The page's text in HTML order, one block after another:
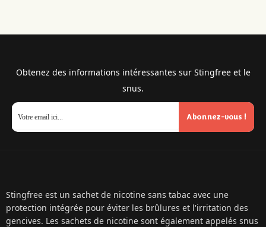
Obtenez des informations intéressantes sur Stingfree et le
snus.
Abonnez-vous !
Stingfree est un sachet de nicotine sans tabac avec une
protection intégrée pour éviter les brûlures et l'irritation des
gencives. Les sachets de nicotine sont également appelés snus